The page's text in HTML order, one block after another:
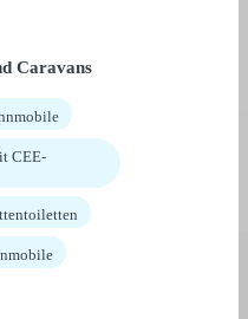
Caravans
CEE-